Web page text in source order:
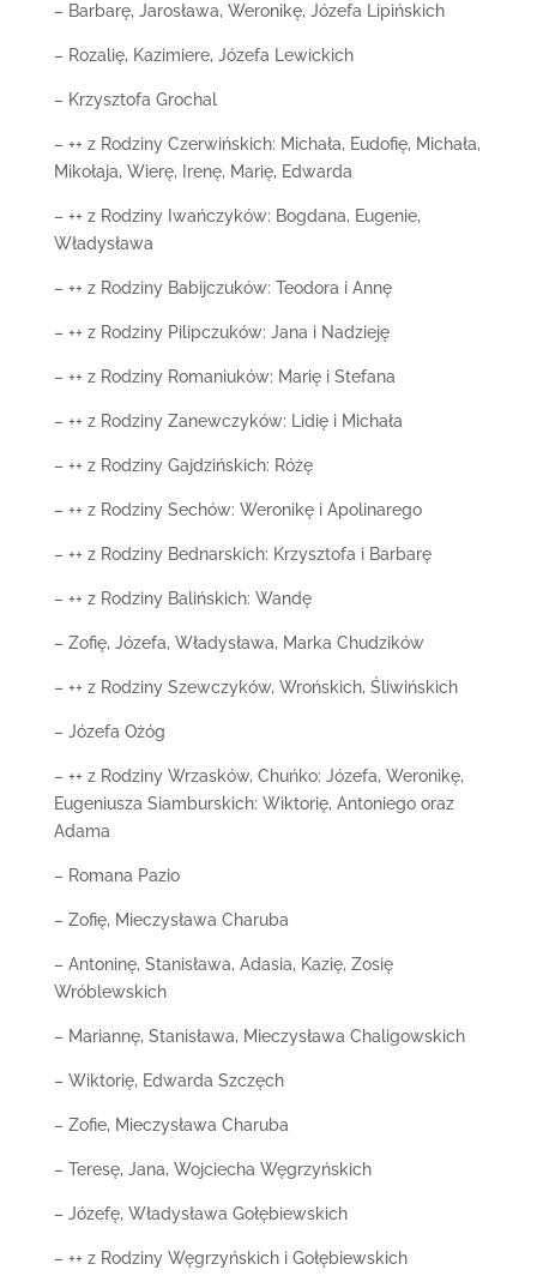
– Barbarę, Jarosława, Weronikę, Józefa Lipińskich
– Rozalię, Kazimiere, Józefa Lewickich
– Krzysztofa Grochal
– ++ z Rodziny Czerwińskich: Michała, Eudofię, Michała,
Mikołaja, Wierę, Irenę, Marię, Edwarda
– ++ z Rodziny Iwańczyków: Bogdana, Eugenie,
Władysława
– ++ z Rodziny Babijczuków: Teodora i Annę
– ++ z Rodziny Pilipczuków: Jana i Nadzieję
– ++ z Rodziny Romaniuków: Marię i Stefana
– ++ z Rodziny Zanewczyków: Lidię i Michała
– ++ z Rodziny Gajdzińskich: Różę
– ++ z Rodziny Sechów: Weronikę i Apolinarego
– ++ z Rodziny Bednarskich: Krzysztofa i Barbarę
– ++ z Rodziny Balińskich: Wandę
– Zofię, Józefa, Władysława, Marka Chudzików
– ++ z Rodziny Szewczyków, Wrońskich, Śliwińskich
– Józefa Ożóg
– ++ z Rodziny Wrzasków, Chuńko: Józefa, Weronikę,
Eugeniusza Siamburskich: Wiktorię, Antoniego oraz
Adama
– Romana Pazio
– Zofię, Mieczysława Charuba
– Antoninę, Stanisława, Adasia, Kazię, Zosię
Wróblewskich
– Mariannę, Stanisława, Mieczysława Chaligowskich
– Wiktorię, Edwarda Szczęch
– Zofie, Mieczysława Charuba
– Teresę, Jana, Wojciecha Węgrzyńskich
– Józefę, Władysława Gołębiewskich
– ++ z Rodziny Węgrzyńskich i Gołębiewskich